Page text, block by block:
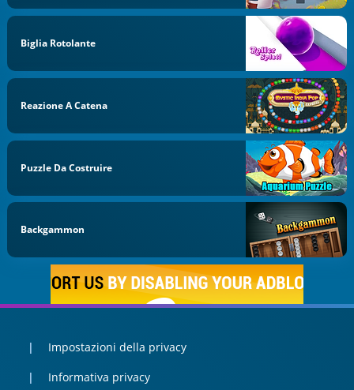
Biglia Rotolante
Reazione A Catena
Puzzle Da Costruire
Backgammon
Impostazioni della privacy
Informativa privacy